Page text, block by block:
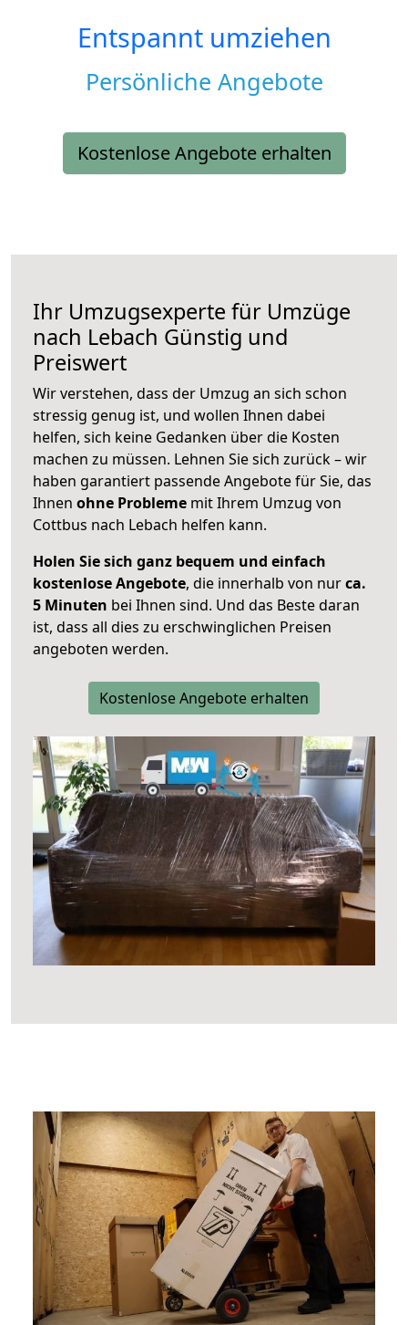
Entspannt umziehen
Persönliche Angebote
Kostenlose Angebote erhalten
Ihr Umzugsexperte für Umzüge
nach Lebach Günstig und
Preiswert
Wir verstehen, dass der Umzug an sich schon
stressig genug ist, und wollen Ihnen dabei
helfen, sich keine Gedanken über die Kosten
machen zu müssen. Lehnen Sie sich zurück – wir
haben garantiert passende Angebote für Sie, das
Ihnen ohne Probleme mit Ihrem Umzug von
Cottbus nach Lebach helfen kann.
Holen Sie sich ganz bequem und einfach
kostenlose Angebote, die innerhalb von nurca.
5 Minuten bei Ihnen sind. Und das Beste daran
ist, dass all dies zu erschwinglichen Preisen
angeboten werden.
Kostenlose Angebote erhalten